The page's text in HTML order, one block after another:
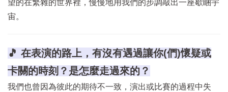
望的在繁雜的世界裡，慢慢地用我們的步調敲出一座歇睏宇
宙。
🎵 在表演的路上，有沒有遇過讓你(們)懷疑或
卡關的時刻？是怎麼走過來的？
我們也曾因為彼此的期待不一致，演出或比賽的過程中失